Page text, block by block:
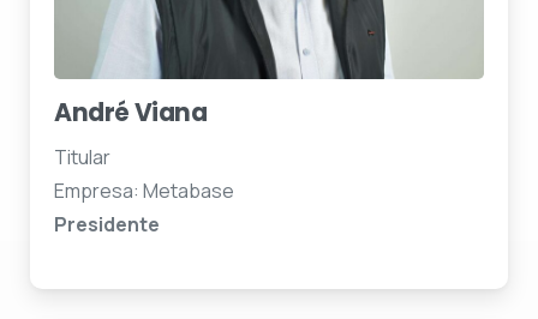
André Viana
Titular
Empresa: Metabase
Presidente